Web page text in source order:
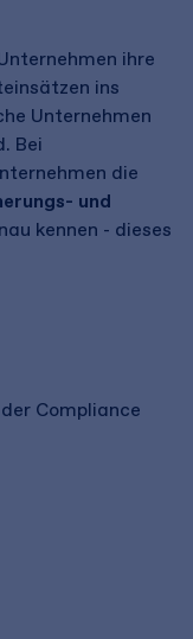
ihre
ins
Unternehmen
Bei
die
und
kennen - dieses
Compliance